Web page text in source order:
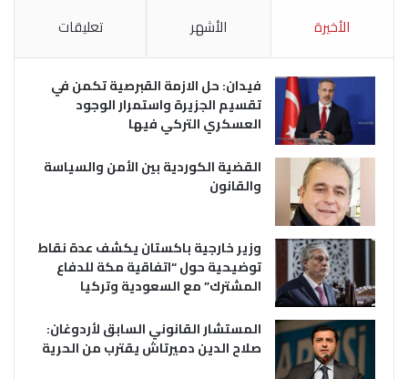
الأخيرة الأشهر تعليقات
فيدان: حل الازمة القبرصية تكمن في
تقسيم الجزيرة واستمرار الوجود
العسكري التركي فيها
القضية الكوردية بين الأمن والسياسة
والقانون
وزير خارجية باكستان يكشف عدة نقاط
توضيحية حول “اتفاقية مكة للدفاع
المشترك” مع السعودية وتركيا
المستشار القانوني السابق لأردوغان:
صلاح الدين دميرتاش يقترب من الحرية